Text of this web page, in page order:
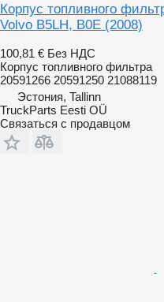
Корпус топливного
Volvo B5LH, B0E (2008)
100,81 € Без НДС
Корпус топливного фильтра
20591266 20591250 21088119
Эстония, Tallinn
TruckParts Eesti OÜ
Связаться с продавцом